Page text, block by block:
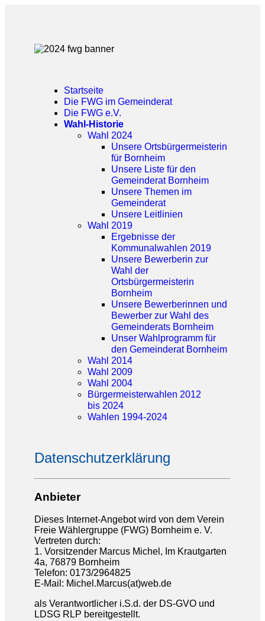
Startseite
Die FWG im Gemeinderat
Die FWG e.V.
Wahl-Historie
Wahl 2024
Unsere Ortsbürgermeisterin
für Bornheim
Unsere Liste für den
Gemeinderat Bornheim
Unsere Themen im
Gemeinderat
Unsere Leitlinien
Wahl 2019
Ergebnisse der
Kommunalwahlen 2019
Unsere Bewerberin zur
Wahl der
Ortsbürgermeisterin
Bornheim
Unsere Bewerberinnen und
Bewerber zur Wahl des
Gemeinderats Bornheim
Unser Wahlprogramm für
den Gemeinderat Bornheim
Wahl 2014
Wahl 2009
Wahl 2004
Bürgermeisterwahlen 2012
bis 2024
Wahlen 1994-2024
Datenschutzerklärung
Anbieter
Dieses Internet-Angebot wird von dem Verein
Freie Wählergruppe (FWG) Bornheim e. V.
Vertreten durch:
1. Vorsitzender Marcus Michel, Im Krautgarten
4a, 76879 Bornheim
Telefon: 0173/2964825
E-Mail: Michel.Marcus(at)web.de
als Verantwortlicher i.S.d. der DS-GVO und
LDSG RLP bereitgestellt.